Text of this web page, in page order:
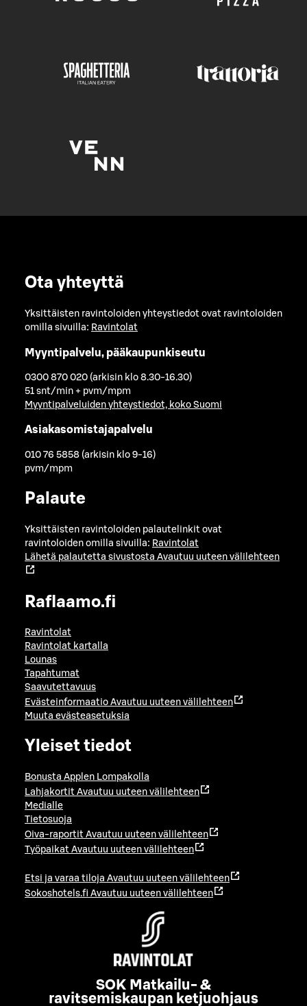
Ota yhteyttä
Yksittäisten ravintoloiden yhteystiedot ovat ravintoloiden
omilla sivuilla: Ravintolat
Myyntipalvelu, pääkaupunkiseutu
0300 870 020 (arkisin klo 8.30-16.30)
51 snt/min + pvm/mpm
Myyntipalveluiden yhteystiedot, koko Suomi
Asiakasomistajapalvelu
010 76 5858 (arkisin klo 9-16)
pvm/mpm
Palaute
Yksittäisten ravintoloiden palautelinkit ovat
ravintoloiden omilla sivuilla: Ravintolat
Lähetä palautetta sivustosta Avautuu uuteen välilehteen
Raflaamo.fi
Ravintolat
Ravintolat kartalla
Lounas
Tapahtumat
Saavutettavuus
Evästeinformaatio Avautuu uuteen välilehteen
Muuta evästeasetuksia
Yleiset tiedot
Bonusta Applen Lompakolla
Lahjakortit Avautuu uuteen välilehteen
Medialle
Tietosuoja
Oiva-raportit Avautuu uuteen välilehteen
Työpaikat Avautuu uuteen välilehteen
Etsi ja varaa tiloja Avautuu uuteen välilehteen
Sokoshotels.fi Avautuu uuteen välilehteen
SOK Matkailu- &
ravitsemiskaupan ketjuohjaus